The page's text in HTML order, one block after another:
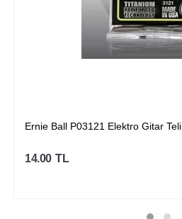
Ernie Ball P03121 Elektro Gitar Teli
14.00 TL